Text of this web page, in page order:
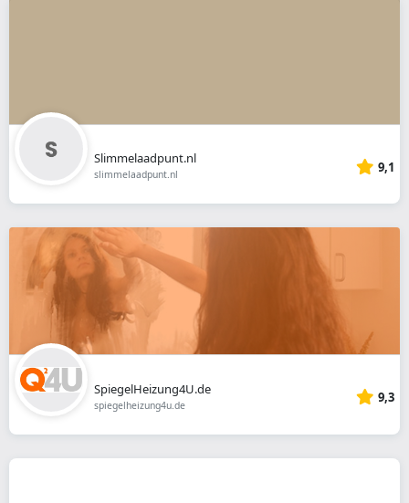
Slimmelaadpunt.nl
slimmelaadpunt.nl 9,1
SpiegelHeizung4U.de
spiegelheizung4u.de 9,3